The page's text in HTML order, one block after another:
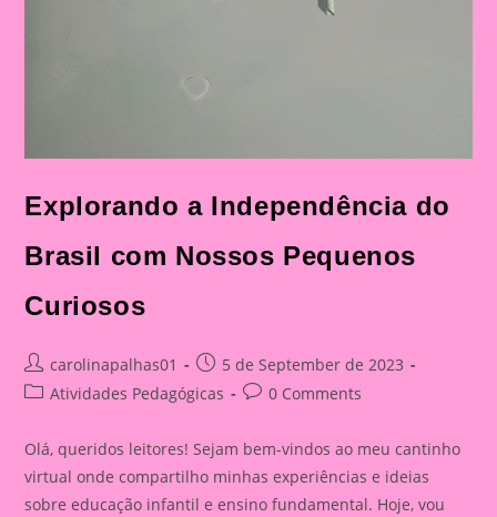
Explorando a Independência do
Brasil com Nossos Pequenos
Curiosos
Post
author:
carolinapalhas01
Post
published:
5 de September de 2023
PostAtividades Pedagógicas
Post0 Comments
Olá, queridos leitores! Sejam bem-vindos ao meu cantinho
virtual onde compartilho minhas experiências e ideias
sobre educação infantil e ensino fundamental. Hoje, vou